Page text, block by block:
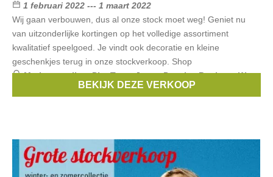
1 februari 2022 --- 1 maart 2022
Wij gaan verbouwen, dus al onze stock moet weg! Geniet nu
van uitzonderlijke kortingen op het volledige assortiment
kwalitatief speelgoed. Je vindt ook decoratie en kleine
geschenkjes terug in onze stockverkoop. Shop
Merken:maileg,PlanToys,Jeune Premier,Baghera,Way
BEKIJK DEZE VERKOOP